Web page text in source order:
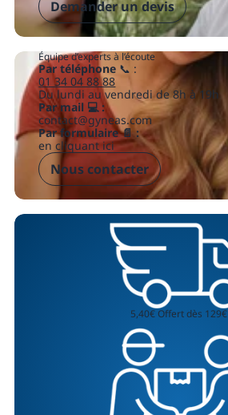
Demander un devis
Équipe d’experts à l’écoute
Par téléphone 📞 :
01 34 04 88 88
Du lundi au vendredi de 8h à 19h
Par mail 💻 :
contact@gyneas.com
Par formulaire 📄 :
en cliquant ici
Nous contacter
5,40€ Offert dès 129€